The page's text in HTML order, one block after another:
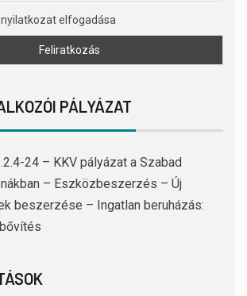
elfogadása
PÁLYÁZAT
24 – KKV pályázat a Szabad
– Eszközbeszerzés – Új
beszerzése – Ingatlan beruházás: